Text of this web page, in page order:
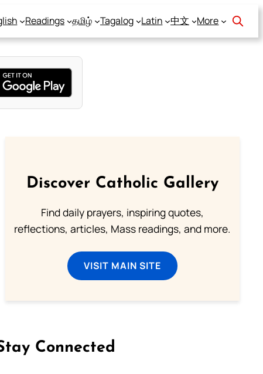
Readings தமிழ் Tagalog Latin 中文 More
Discover Catholic Gallery
Find daily prayers, inspiring quotes,
reflections, articles, Mass readings, and more.
VISIT MAIN SITE
Connected